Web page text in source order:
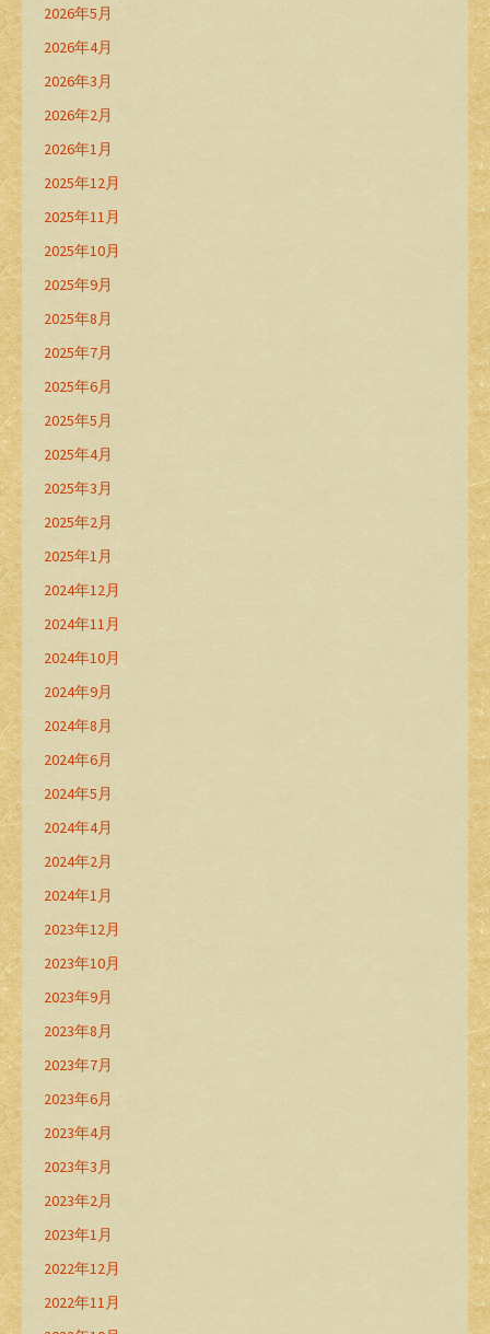
2026年5月
2026年4月
2026年3月
2026年2月
2026年1月
2025年12月
2025年11月
2025年10月
2025年9月
2025年8月
2025年7月
2025年6月
2025年5月
2025年4月
2025年3月
2025年2月
2025年1月
2024年12月
2024年11月
2024年10月
2024年9月
2024年8月
2024年6月
2024年5月
2024年4月
2024年2月
2024年1月
2023年12月
2023年10月
2023年9月
2023年8月
2023年7月
2023年6月
2023年4月
2023年3月
2023年2月
2023年1月
2022年12月
2022年11月